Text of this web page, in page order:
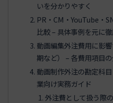
いを分かりやすく
PR・CM・YouTube・
比較 – 具体事例を元に
動画編集外注費用に影
期など） – 各費用項目
動画制作外注の勘定科
業向け実務ガイド
外注費として扱う際